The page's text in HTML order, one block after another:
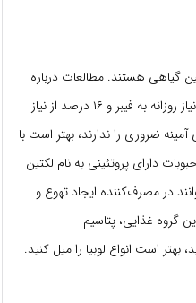
گیاهی هستند. مطالعات درباره
خواص آنها نشان داده‌اند که خوردن ۱۰۰ گرم لوبیای قرمز تأمین‌کننده ۳۳ درصد از نیاز روزانه به فیبر و ۱۶ درصد از نیاز
‌اسیدهای آمینه ضروری را ندارند، بهتر است با
دارای پروتئینی به نام لکتین
در مصرف‌کننده ایجاد تهوع و
گروه غذایی، پتاسیم
بهتر است انواع لوبیا را میل کنید.